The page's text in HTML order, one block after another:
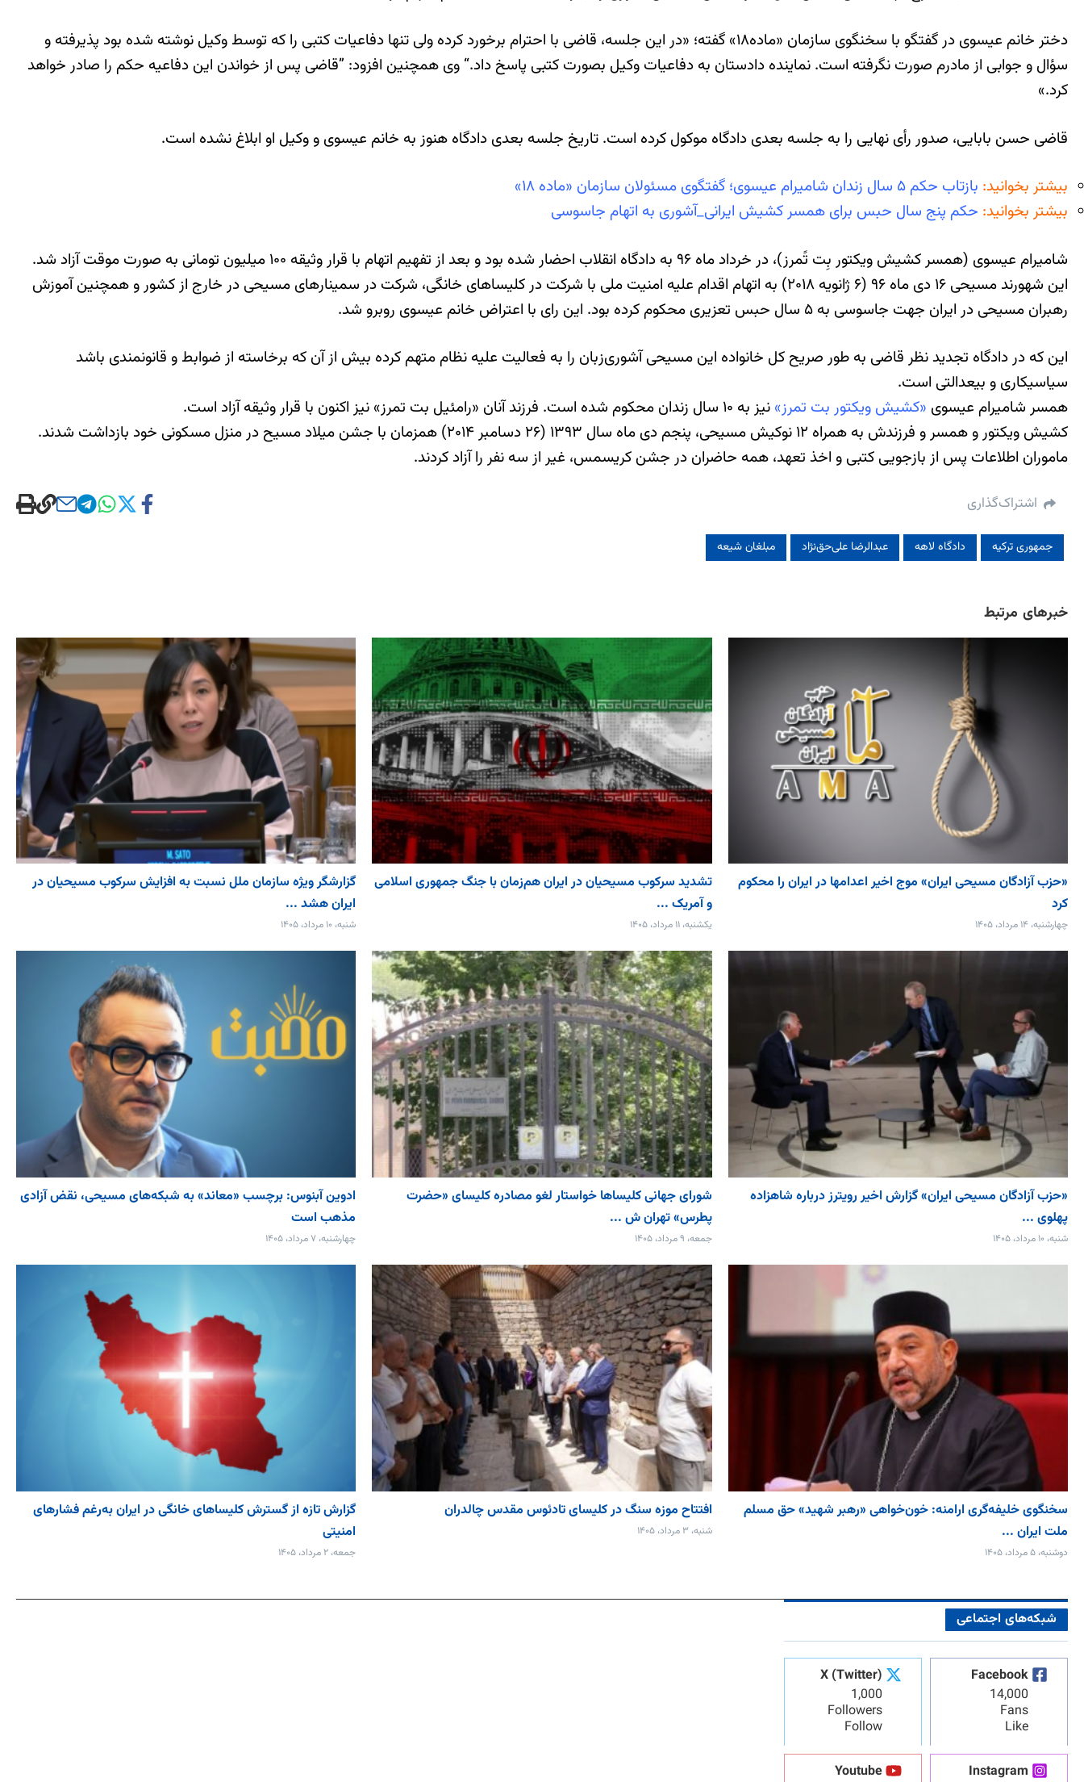
دختر خانم عیسوی در گفتگو با سخنگوی سازمان «ماده۱۸» گفته؛ «در اين جلسه، قاضی با احترام برخورد کرده ولی تنها دفاعيات كتبی را که توسط وكيل نوشته شده بود پذیرفته و
سؤال و جوابی از مادرم صورت نگرفته است. نماينده دادستان به دفاعيات وكيل بصورت كتبی پاسخ داد.“ وی همچنین افزود: ”قاضی پس از خواندن اين دفاعيه حكم را صادر خواهد
كرد.»
قاضی حسن بابایی، صدور رأی نهایی را به جلسه بعدی دادگاه موکول کرده است. تاریخ جلسه بعدی دادگاه هنوز به خانم عیسوی و وکیل او ابلاغ نشده است.
بیشتر بخوانید: بازتاب حکم ۵ سال زندان شامیرام عیسوی؛ گفتگوی مسئولان سازمان «ماده ۱۸»
بیشتر بخوانید: حکم پنج سال حبس برای همسر کشیش ایرانی_آشوری به اتهام جاسوسی
شامیرام عیسوی (همسر کشیش ویکتور بِت تًمرز)، در خرداد ماه ۹۶ به دادگاه انقلاب احضار شده بود و بعد از تفهیم اتهام با قرار وثیقه ۱۰۰ میلیون تومانی به صورت موقت آزاد شد.
این شهورند مسیحی ۱۶ دی‎ ماه ۹۶ (۶ ژانویه ۲۰۱۸) به اتهام اقدام علیه امنیت ملی با شرکت در کلیساهای خانگی، شرکت در سمینارهای مسیحی در خارج از کشور و همچنین آموزش
رهبران مسیحی در ایران جهت جاسوسی به ۵ سال حبس تعزیری محکوم کرده بود. این رای با اعتراض خانم عیسوی روبرو شد.
این که در دادگاه تجدید نظر قاضی به طور صریح کل خانواده این مسیحی آشوری‌زبان را به فعالیت علیه نظام متهم کرده بیش از آن که برخاسته از ضوابط و قانونمندی باشد
سیاسی‎کاری و بی‎عدالتی است.
همسر شامیرام عیسوی «کشیش ویکتور بت تمرز» نیز به ۱۰ سال زندان محکوم شده است. فرزند آنان «رامئیل بت تمرز» نیز اکنون با قرار وثیقه آزاد است.
کشیش ویکتور و همسر و فرزندش به همراه ۱۲ نوکیش مسیحی، پنجم دی ماه سال ۱۳۹۳ (۲۶ دسامبر ۲۰۱۴) همزمان با جشن میلاد مسیح در منزل مسکونی خود بازداشت شدند.
ماموران اطلاعات پس از بازجویی کتبی و اخذ تعهد، همه حاضران در جشن کریسمس، غیر از سه نفر را آزاد کردند.
اشتراک‌گذاری
جمهوری ترکیه دادگاه لاهه عبدالرضا علی‌حق‌نژاد مبلغان شیعه
خبرهای مرتبط
«حزب آزادگان مسیحی ایران» موج اخیر اعدامها در ایران را محکوم
کرد
چهارشنبه، ۱۴ مرداد، ۱۴۰۵
تشدید سرکوب مسیحیان در ایران هم‌زمان با جنگ جمهوری اسلامی
و آمریک ...
یکشنبه، ۱۱ مرداد، ۱۴۰۵
گزارشگر ویژه سازمان ملل نسبت به افزایش سرکوب مسیحیان در
ایران هشد ...
شنبه، ۱۰ مرداد، ۱۴۰۵
«حزب آزادگان مسیحی ایران» گزارش اخیر رویترز درباره شاهزاده
پهلوی ...
شنبه، ۱۰ مرداد، ۱۴۰۵
شورای جهانی کلیساها خواستار لغو مصادره کلیسای «حضرت
پطرس» تهران ش ...
جمعه، ۹ مرداد، ۱۴۰۵
ادوین آبنوس: برچسب «معاند» به شبکه‌های مسیحی، نقض آزادی
مذهب است
چهارشنبه، ۷ مرداد، ۱۴۰۵
سخنگوی خلیفه‌گری ارامنه: خون‌خواهی «رهبر شهید» حق مسلم
ملت ایران ...
دوشنبه، ۵ مرداد، ۱۴۰۵
افتتاح موزه سنگ در کلیسای تادئوس مقدس چالدران
شنبه، ۳ مرداد، ۱۴۰۵
گزارش تازه از گسترش کلیساهای خانگی در ایران به‌رغم فشارهای
امنیتی
جمعه، ۲ مرداد، ۱۴۰۵
شبکه‌های اجتماعی
Facebook
14,000
Fans
Like
X (Twitter)
1,000
Followers
Follow
Instagram
Youtube